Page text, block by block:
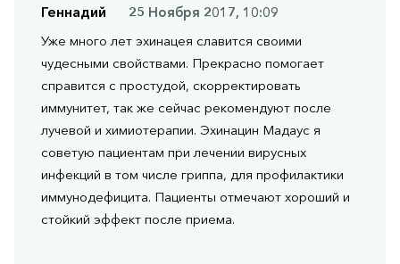
Геннадий
25 Ноября 2017, 10:09
Уже много лет эхинацея славится своими
чудесными свойствами. Прекрасно помогает
справится с простудой, скорректировать
иммунитет, так же сейчас рекомендуют после
лучевой и химиотерапии. Эхинацин Мадаус я
советую пациентам при лечении вирусных
инфекций в том числе гриппа, для профилактики
иммунодефицита. Пациенты отмечают хороший и
стойкий эффект после приема.